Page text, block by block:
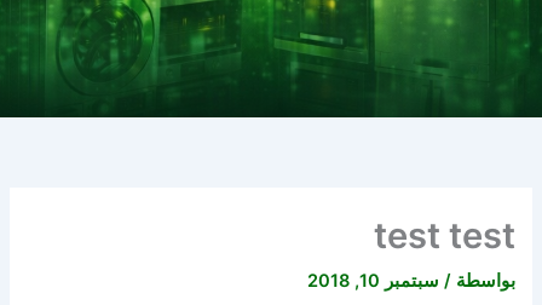
test test
بواسطة / سبتمبر 10, 2018